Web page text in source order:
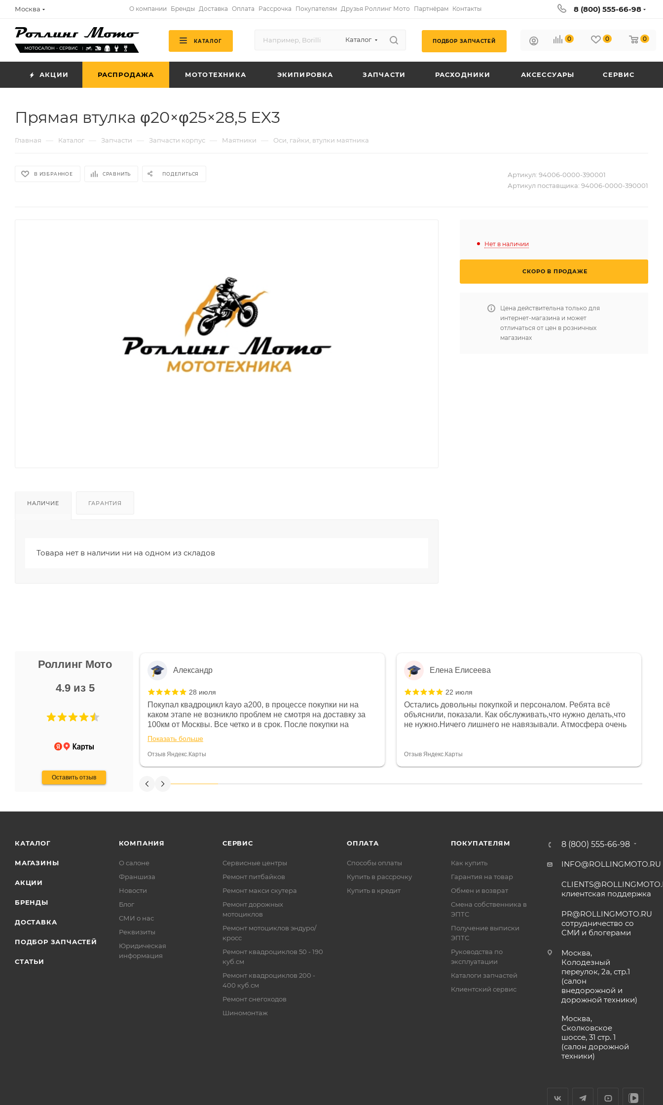
Москва О компании Бренды Доставка Оплата Рассрочка Покупателям Друзья Роллинг Мото Партнёрам Контакты 8 (800) 555-66-98
КАТАЛОГ Каталог ПОДБОР ЗАПЧАСТЕЙ 0 0 0
АКЦИИ РАСПРОДАЖА МОТОТЕХНИКА ЭКИПИРОВКА ЗАПЧАСТИ РАСХОДНИКИ АКСЕССУАРЫ СЕРВИС
Прямая втулка φ20×φ25×28,5 EX3
Главная — Каталог — Запчасти — Запчасти корпус — Маятники — Оси, гайки, втулки маятника
В ИЗБРАННОЕ СРАВНИТЬ ПОДЕЛИТЬСЯ Артикул: 94006-0000-390001
Артикул поставщика: 94006-0000-390001
НАЛИЧИЕ ГАРАНТИЯ
Товара нет в наличии ни на одном из складов
Нет в наличии
СКОРО В ПРОДАЖЕ
Цена действительна только для
интернет-магазина и может
отличаться от цен в розничных
магазинах
Роллинг Мото
4.9 из 5
Оставить отзыв
Не понравились условия
и дают только на год)
Александр
28 июля
Покупал квадроцикл kayo a200, в процессе покупки ни на
каком этапе не возникло проблем не смотря на доставку за
100км от Москвы. Все четко и в срок. После покупки на
спидометре всегда был 0, при этом представители магазина
постоянно были на связи и в итоге проблема была решена.
Считаю, что это говорит о небезразличии к клиенту после
Показать больше
Отзыв Яндекс.Карты
Елена Елисеева
22 июля
Остались довольны покупкой и персоналом. Ребята всё
объяснили, показали. Как обслуживать,что нужно делать,что
не нужно.Ничего лишнего не навязывали. Атмосфера очень
огромное спасибо Дмитрию, за клиентоориентированность и
Отзыв Яндекс.Карты
КАТАЛОГ
МАГАЗИНЫ
АКЦИИ
БРЕНДЫ
ДОСТАВКА
ПОДБОР ЗАПЧАСТЕЙ
СТАТЬИ
КОМПАНИЯ
О салоне
Франшиза
Новости
Блог
СМИ о нас
Реквизиты
Юридическая
информация
СЕРВИС
Сервисные центры
Ремонт питбайков
Ремонт макси скутера
Ремонт дорожных
мотоциклов
Ремонт мотоциклов эндуро/
кросс
Ремонт квадроциклов 50 - 190
куб.см
Ремонт квадроциклов 200 -
400 куб.см
Ремонт снегоходов
Шиномонтаж
ОПЛАТА
Способы оплаты
Купить в рассрочку
Купить в кредит
ПОКУПАТЕЛЯМ
Как купить
Гарантия на товар
Обмен и возврат
Смена собственника в
ЭПТС
Получение выписки
ЭПТС
Руководства по
эксплуатации
Каталоги запчастей
Клиентский сервис
8 (800) 555-66-98
INFO@ROLLINGMOTO.RU
клиентская поддержка
PR@ROLLINGMOTO.RU
сотрудничество со
СМИ и блогерами
Москва,
Колодезный
переулок, 2а, стр.1
(салон
внедорожной и
дорожной техники)
Москва,
Сколковское
шоссе, 31 стр. 1
(салон дорожной
техники)